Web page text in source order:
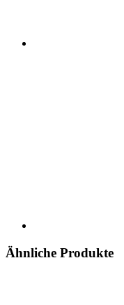
Ähnliche Produkte